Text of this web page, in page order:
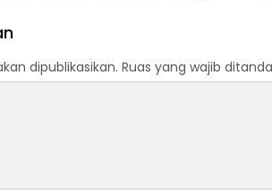
dipublikasikan. Ruas yang wajib